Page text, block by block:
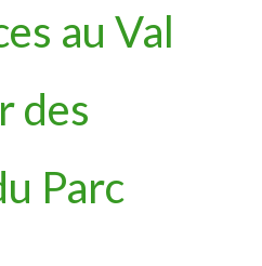
au Val
des
Parc